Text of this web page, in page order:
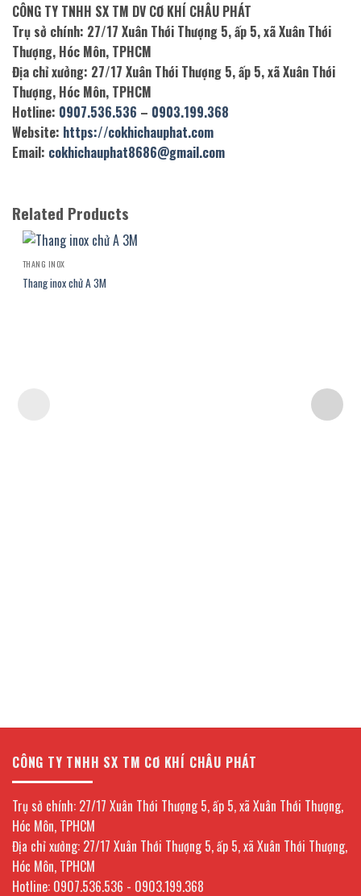
CÔNG TY TNHH SX TM DV CƠ KHÍ CHÂU PHÁT
Trụ sở chính: 27/17 Xuân Thới Thượng 5, ấp 5, xã Xuân Thới
Thượng, Hóc Môn, TPHCM
Địa chỉ xưởng: 27/17 Xuân Thới Thượng 5, ấp 5, xã Xuân Thới
Thượng, Hóc Môn, TPHCM
Hotline: 0907.536.536 – 0903.199.368
Website: https://cokhichauphat.com
Email: cokhichauphat8686@gmail.com
Related Products
THANG INOX
Thang inox chử A 3M
CÔNG TY TNHH SX TM CƠ KHÍ CHÂU PHÁT
Trụ sở chính: 27/17 Xuân Thới Thượng 5, ấp 5, xã Xuân Thới Thượng,
Hóc Môn, TPHCM
Địa chỉ xưởng: 27/17 Xuân Thới Thượng 5, ấp 5, xã Xuân Thới Thượng,
Hóc Môn, TPHCM
Hotline: 0907.536.536 - 0903.199.368